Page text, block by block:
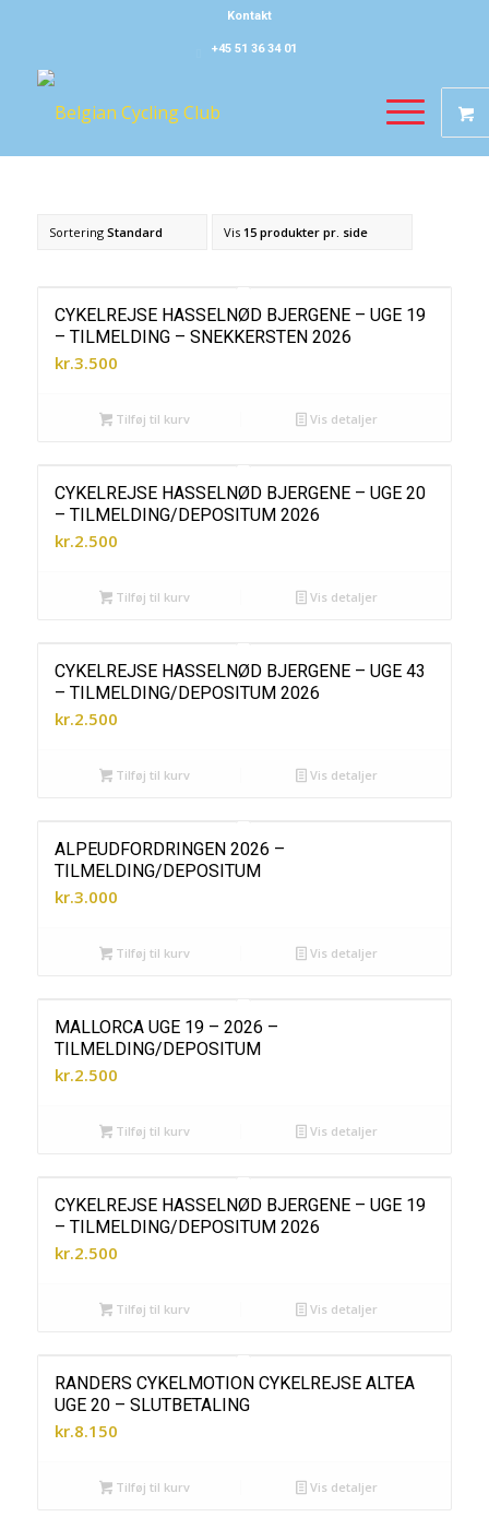
Kontakt
+45 51 36 34 01
Sortering Standard Vis 15 produkter pr. side
CYKELREJSE HASSELNØD BJERGENE – UGE 19
– TILMELDING – SNEKKERSTEN 2026
kr.3.500
Tilføj til kurv Vis detaljer
CYKELREJSE HASSELNØD BJERGENE – UGE 20
– TILMELDING/DEPOSITUM 2026
kr.2.500
Tilføj til kurv Vis detaljer
CYKELREJSE HASSELNØD BJERGENE – UGE 43
– TILMELDING/DEPOSITUM 2026
kr.2.500
Tilføj til kurv Vis detaljer
ALPEUDFORDRINGEN 2026 –
TILMELDING/DEPOSITUM
kr.3.000
Tilføj til kurv Vis detaljer
MALLORCA UGE 19 – 2026 –
TILMELDING/DEPOSITUM
kr.2.500
Tilføj til kurv Vis detaljer
CYKELREJSE HASSELNØD BJERGENE – UGE 19
– TILMELDING/DEPOSITUM 2026
kr.2.500
Tilføj til kurv Vis detaljer
RANDERS CYKELMOTION CYKELREJSE ALTEA
UGE 20 – SLUTBETALING
kr.8.150
Tilføj til kurv Vis detaljer